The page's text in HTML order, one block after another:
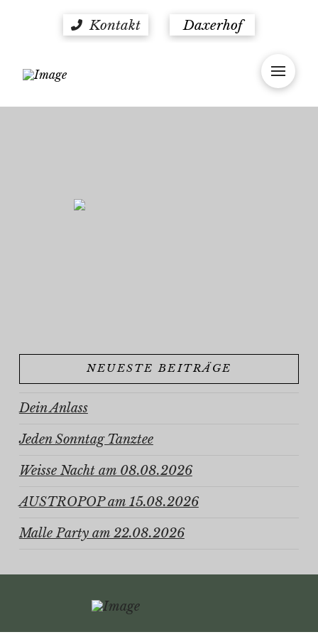
Kontakt Daxerhof
NEUESTE BEITRÄGE
Dein Anlass
Jeden Sonntag Tanztee
Weisse Nacht am 08.08.2026
AUSTROPOP am 15.08.2026
Malle Party am 22.08.2026